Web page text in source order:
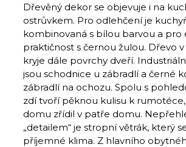
Dřevěný dekor se objevuje i na
ostrůvkem. Pro odlehčení je
kombinovaná s bílou barvou a pro
praktičnost s černou žulou. Dřevo
kryje dále povrchy dveří.
jsou schodnice u zábradlí a černé
zábradlí na ochozu. Spolu s
zdí tvoří pěknou kulisu k rumotéce,
domu zřídil v patře domu.
„detailem“ je stropní větrák, který
příjemné klima. Z hlavního